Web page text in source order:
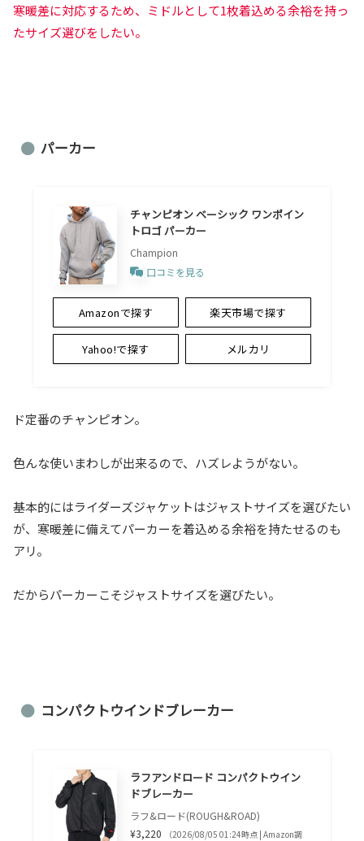
寒暖差に対応するため、ミドルとして1枚着込める余裕を持っ
たサイズ選びをしたい。
パーカー
チャンピオン ベーシック ワンポイン
トロゴ パーカー
Champion
口コミを見る
Amazonで探す 楽天市場で探す
Yahoo!で探す メルカリ
ド定番のチャンピオン。
色んな使いまわしが出来るので、ハズレようがない。
基本的にはライダーズジャケットはジャストサイズを選びたい
が、寒暖差に備えてパーカーを着込める余裕を持たせるのも
アリ。
だからパーカーこそジャストサイズを選びたい。
コンパクトウインドブレーカー
ラフアンドロード コンパクトウイン
ドブレーカー
ラフ&ロード(ROUGH&ROAD)
¥3,220
（2026/08/05 01:24時点 | Amazon調